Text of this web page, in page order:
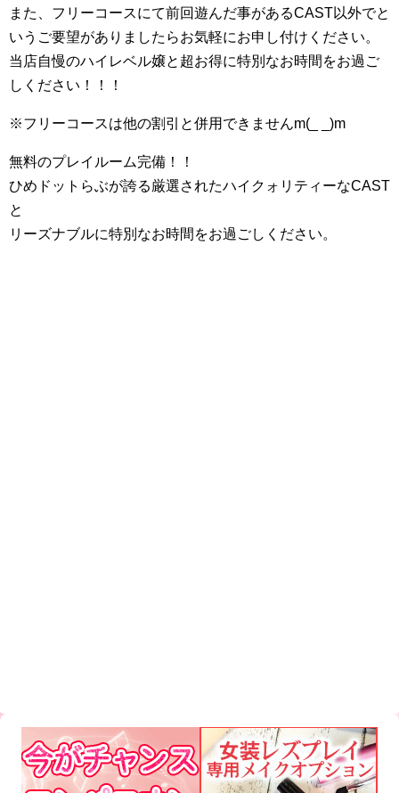
また、フリーコースにて前回遊んだ事があるCAST以外でと
いうご要望がありましたらお気軽にお申し付けください。
当店自慢のハイレベル嬢と超お得に特別なお時間をお過ご
しください！！！
※フリーコースは他の割引と併用できませんm(_ _)m
無料のプレイルーム完備！！
ひめドットらぶが誇る厳選されたハイクォリティーなCAST
と
リーズナブルに特別なお時間をお過ごしください。